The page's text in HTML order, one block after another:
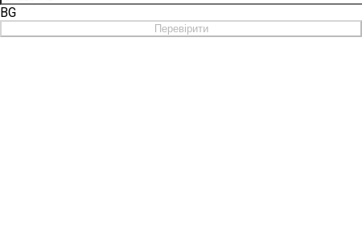
BG
Перевірити